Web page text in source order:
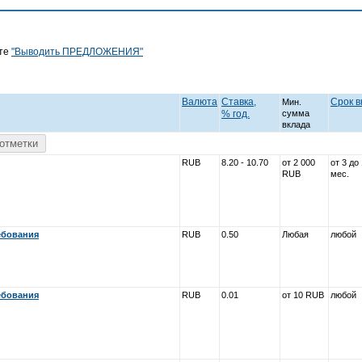
"Выводить ПРЕДЛОЖЕНИЯ"
Валюта Ставка,
% год.
Мин.
cумма
вклада
Срок
RUB 8.20 - 10.70
от 2 000
RUB
от 3 до
мес.
RUB 0.50 Любая любой
RUB 0.01 от 10 RUB любой